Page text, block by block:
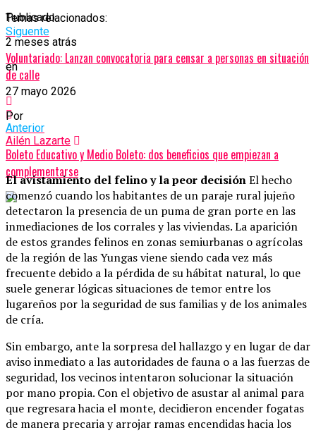
Temas relacionados:
Siguente
Voluntariado: Lanzan convocatoria para censar a personas en situación
de calle
Anterior
Boleto Educativo y Medio Boleto: dos beneficios que empiezan a
complementarse
Publicado
2 meses atrás
en
27 mayo 2026
Por
Ailén Lazarte
El avistamiento del felino y la peor decisiónEl hecho
comenzó cuando los habitantes de un paraje rural jujeño
detectaron la presencia de un puma de gran porte en las
inmediaciones de los corrales y las viviendas. La aparición
de estos grandes felinos en zonas semiurbanas o agrícolas
de la región de las Yungas viene siendo cada vez más
frecuente debido a la pérdida de su hábitat natural, lo que
suele generar lógicas situaciones de temor entre los
lugareños por la seguridad de sus familias y de los animales
de cría.
Sin embargo, ante la sorpresa del hallazgo y en lugar de dar
aviso inmediato a las autoridades de fauna o a las fuerzas de
seguridad, los vecinos intentaron solucionar la situación
por mano propia. Con el objetivo de asustar al animal para
que regresara hacia el monte, decidieron encender fogatas
de manera precaria y arrojar ramas encendidas hacia los